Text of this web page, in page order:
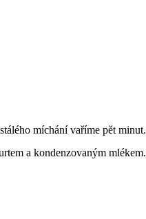
míchání vaříme pět minut.
a kondenzovaným mlékem.